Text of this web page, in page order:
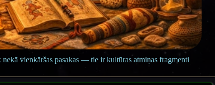
vienkāršas pasakas — tie ir kultūras atmiņas fragmenti